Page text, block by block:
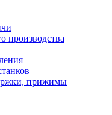
производства
прижимы